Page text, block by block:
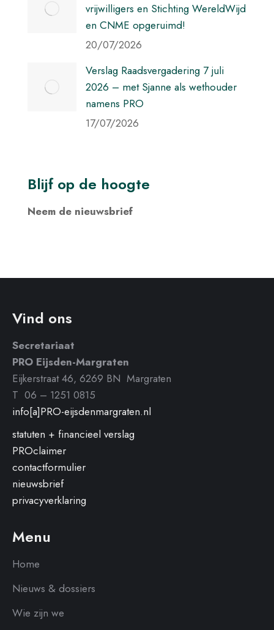
vrijwilligers en Stichting WereldWijd
en CNME opgeruimd!
20/07/2026
Verslag Raadsvergadering 7 juli
2026 – met Sjanne als wethouder
namens PRO
17/07/2026
Blijf op de hoogte
Neem de nieuwsbrief
Vind ons
Secretariaat
PRO Eijsden-Margraten
Eijkerstraat 46, 6269 BN Margraten
T 06 – 1251 0815
info[a]PRO-eijsdenmargraten.nl
statuten + financieel verslag
PROclaimer
contactformulier
nieuwsbrief
privacyverklaring
Menu
Home
Nieuws & dossiers
Wie zijn we